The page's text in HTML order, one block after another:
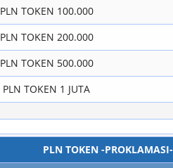
PLN TOKEN 100.000
PLN TOKEN 200.000
PLN TOKEN 500.000
PLN TOKEN 1 JUTA
PLN TOKEN -PROKLAMASI-